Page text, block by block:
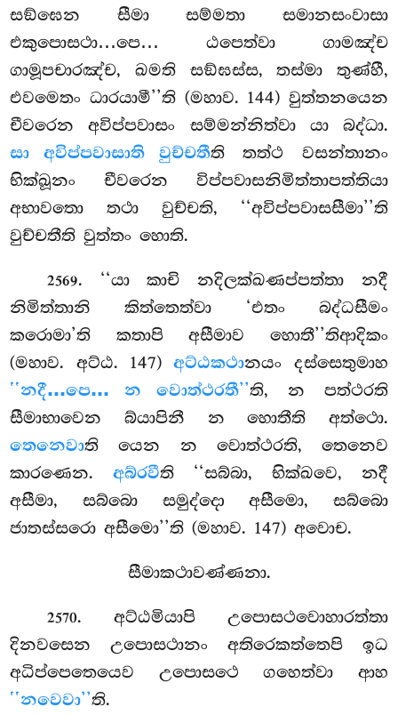
සඞ්ඝෙන සීමා සම්මතා සමානසංවාසා
එකුපොසථා…පෙ… ඨපෙත්වා ගාමඤ්ච
ගාමූපචාරඤ්ච, ඛමති සඞ්ඝස්ස, තස්මා තුණ්හී,
එවමෙතං ධාරයාමී’’ති (මහාව. 144) වුත්තනයෙන
චීවරෙන අවිප්පවාසං සම්මන්නිත්වා යා බද්ධා.
සා අවිප්පවාසාති වුච්චතීති තත්ථ වසන්තානං
භික්ඛූනං චීවරෙන විප්පවාසනිමිත්තාපත්තියා
අභාවතො තථා වුච්චති, ‘‘අවිප්පවාසසීමා’’ති
වුච්චතීති වුත්තං හොති.
2569. ‘‘යා කාචි නදිලක්ඛණප්පත්තා නදී
නිමිත්තානි කිත්තෙත්වා ‘එතං බද්ධසීමං
කරොමා’ති කතාපි අසීමාව හොතී’’තිආදිකං
(මහාව. අට්ඨ. 147)අට්ඨකථානයං දස්සෙතුමාහ
‘‘නදී…පෙ… න වොත්ථරතී’’ති, න පත්ථරති
සීමාභාවෙන බ්යාපිනී න හොතීති අත්ථො.
තෙනෙවාති යෙන න වොත්ථරති, තෙනෙව
කාරණෙන.අබ්රවීති ‘‘සබ්බා, භික්ඛවෙ, නදී
අසීමා, සබ්බො සමුද්දො අසීමො, සබ්බො
ජාතස්සරො අසීමො’’ති (මහාව. 147) අවොච.
සීමාකථාවණ්ණනා.
2570. අට්ඨමියාපි උපොසථවොහාරත්තා
දිනවසෙන උපොසථානං අතිරෙකත්තෙපි ඉධ
අධිප්පෙතෙයෙව උපොසථෙ ගහෙත්වා ආහ
‘‘නවෙවා’’ති.